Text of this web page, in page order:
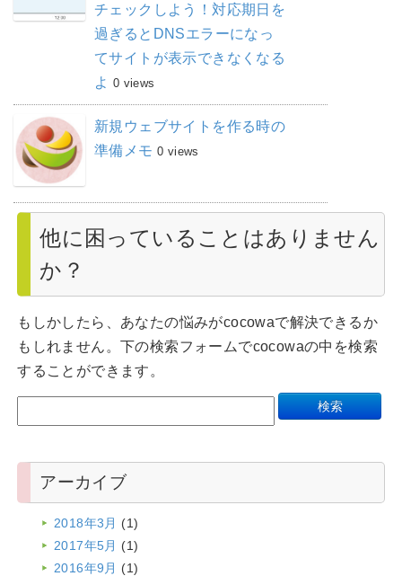
チェックしよう！対応期日を
過ぎるとDNSエラーになっ
てサイトが表示できなくなる
よ 0 views
新規ウェブサイトを作る時の
準備メモ 0 views
他に困っていることはありません
か？
もしかしたら、あなたの悩みがcocowaで解決できるか
もしれません。下の検索フォームでcocowaの中を検索
することができます。
アーカイブ
2018年3月 (1)
2017年5月 (1)
2016年9月 (1)